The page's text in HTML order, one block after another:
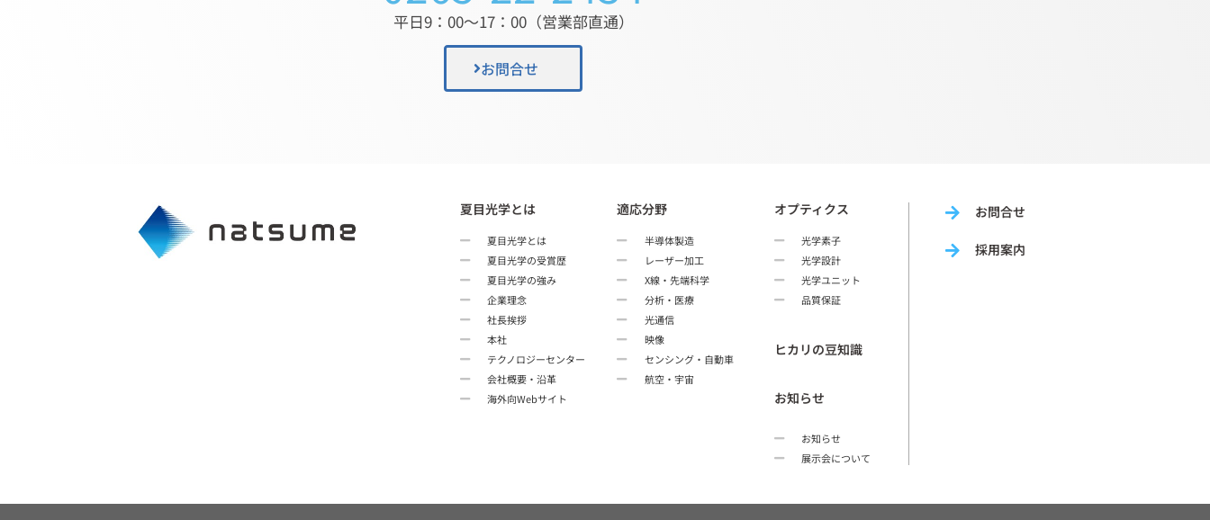
平日9：00〜17：00（営業部直通）
お問合せ
夏目光学とは
夏目光学とは
夏目光学の受賞歴
夏目光学の強み
企業理念
社長挨拶
本社
テクノロジーセンター
会社概要・沿革
海外向Webサイト
適応分野
半導体製造
レーザー加工
X線・先端科学
分析・医療
光通信
映像
センシング・自動車
航空・宇宙
オプティクス
光学素子
光学設計
光学ユニット
品質保証
ヒカリの豆知識
お知らせ
お知らせ
展示会について
お問合せ
採用案内